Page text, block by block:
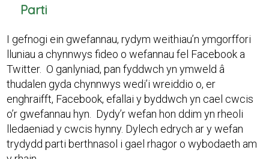
Parti
I gefnogi ein gwefannau, rydym weithiau’n ymgorffori
lluniau a chynnwys fideo o wefannau fel Facebook a
Twitter. O ganlyniad, pan fyddwch yn ymweld â
thudalen gyda chynnwys wedi’i wreiddio o, er
enghraifft, Facebook, efallai y byddwch yn cael cwcis
o’r gwefannau hyn. Dydy’r wefan hon ddim yn rheoli
lledaeniad y cwcis hynny. Dylech edrych ar y wefan
trydydd parti berthnasol i gael rhagor o wybodaeth am